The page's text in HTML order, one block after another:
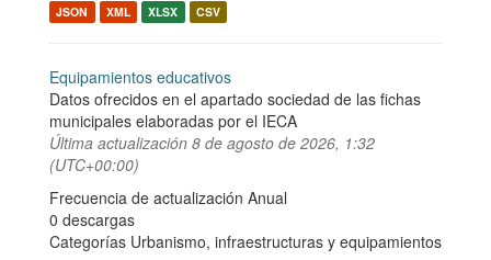
JSON XML XLSX CSV
Equipamientos educativos
Datos ofrecidos en el apartado sociedad de las fichas
municipales elaboradas por el IECA
Última actualización 8 de agosto de 2026, 1:32
(UTC+00:00)
Frecuencia de actualización Anual
0 descargas
Categorías Urbanismo, infraestructuras y equipamientos